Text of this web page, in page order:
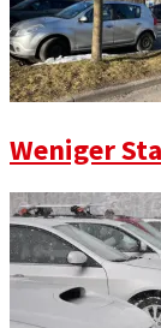
Weniger